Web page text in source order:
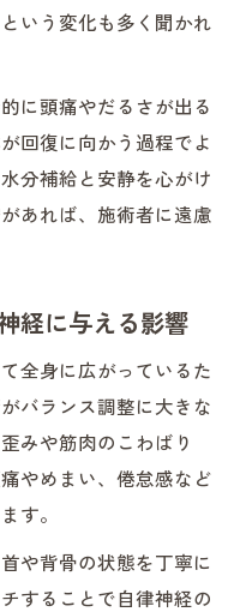
いう変化も多く聞かれ
に頭痛やだるさが出る
回復に向かう過程でよ
分補給と安静を心がけ
あれば、施術者に遠慮
経に与える影響
全身に広がっているた
バランス調整に大きな
みや筋肉のこわばり
やめまい、倦怠感など
す。
や背骨の状態を丁寧に
することで自律神経の